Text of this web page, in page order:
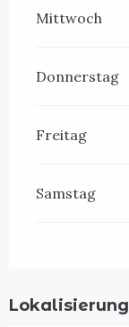
Mittwoch
Donnerstag
Freitag
Samstag
Lokalisierung